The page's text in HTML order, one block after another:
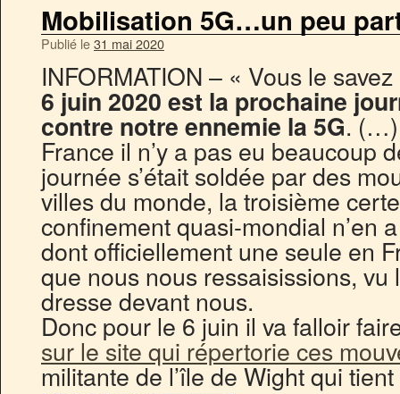
Mobilisation 5G…un peu
Publié le31 mai 2020
INFORMATION – « Vous le
6 juin 2020 est la prochaine
contre notre ennemie la 5G.
France il n’y a pas eu beaucoup
journée s’était soldée par des
villes du monde, la troisième
confinement quasi-mondial n’en
dont officiellement une seule en
que nous nous ressaisissions, vu
dresse devant nous.
Donc pour le 6 juin il va falloir
sur le site qui répertorie ces
militante de l’île de Wight qui